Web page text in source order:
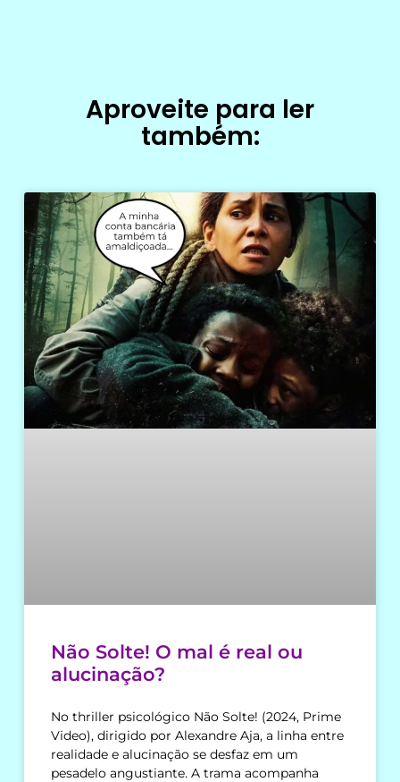
Aproveite para ler
também:
Não Solte! O mal é real ou
alucinação?
No thriller psicológico Não Solte! (2024, Prime
Video), dirigido por Alexandre Aja, a linha entre
realidade e alucinação se desfaz em um
pesadelo angustiante. A trama acompanha